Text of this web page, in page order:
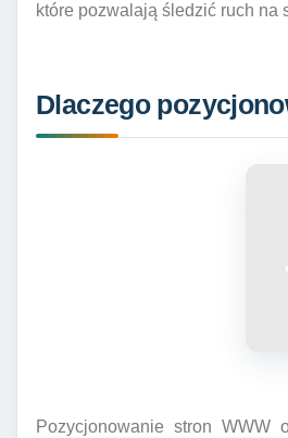
które pozwalają śledzić ruch na
Dlaczego
Pozycjonowanie stron WWW